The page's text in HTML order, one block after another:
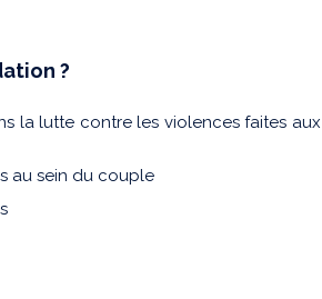
?
la lutte contre les violences faites aux
au sein du couple